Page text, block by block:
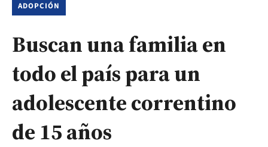
ADOPCIÓN
Buscan una familia en
todo el país para un
adolescente correntino
de 15 años